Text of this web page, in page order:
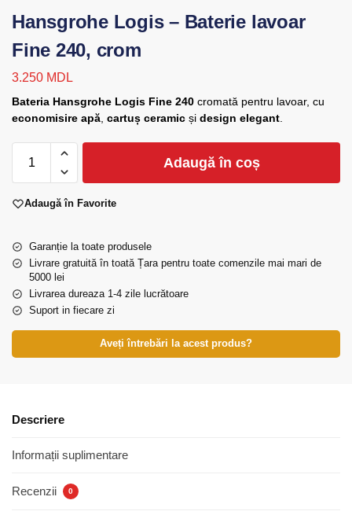
Hansgrohe Logis – Baterie lavoar
Fine 240, crom
3.250 MDL
Bateria Hansgrohe Logis Fine 240 cromată pentru lavoar, cu
economisire apă cartuș ceramic și design elegant
Adaugă în coș
Adaugă în Favorite
Garanție la toate produsele
Livrare gratuită în toată Țara pentru toate comenzile mai mari de
5000 lei
Livrarea dureaza 1-4 zile lucrătoare
Suport in fiecare zi
Aveți întrebări la acest produs?
Descriere
Informații suplimentare
Recenzii 0